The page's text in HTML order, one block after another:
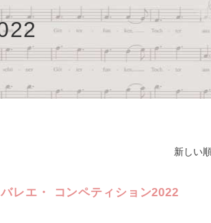
新しい
レエ・ コンペティション2022